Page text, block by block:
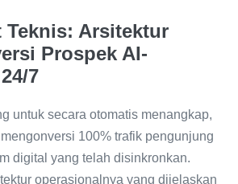
Arsitektur
Prospek AI-
7
untuk secara otomatis menangkap,
100% trafik pengunjung
digital yang telah disinkronkan.
operasionalnya yang dijelaskan